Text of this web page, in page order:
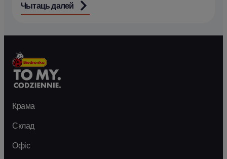
Чытаць далей
Крама
Склад
Офіс